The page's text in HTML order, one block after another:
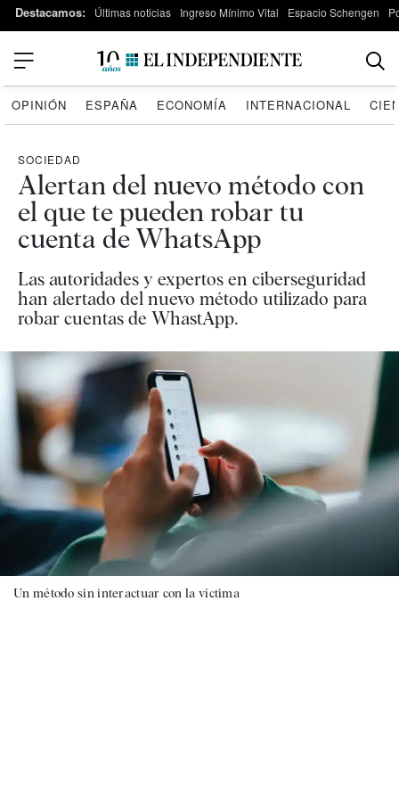
Destacamos: Últimas noticias Ingreso Mínimo Vital Espacio Schengen
OPINIÓN ESPAÑA ECONOMÍA INTERNACIONAL
SOCIEDAD
Alertan del nuevo método con
el que te pueden robar tu
cuenta de WhatsApp
Las autoridades y expertos en ciberseguridad
han alertado del nuevo método utilizado para
robar cuentas de WhastApp.
Un método sin interactuar con la víctima